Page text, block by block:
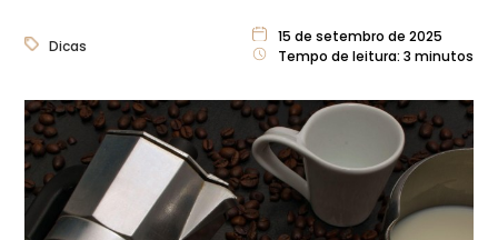
Dicas
15 de setembro de 2025
Tempo de leitura: 3 minutos